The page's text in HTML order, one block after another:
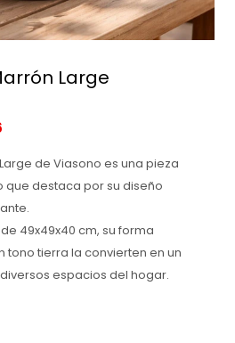
Large
de Viasono es una pieza
destaca por su diseño
49x49x40 cm, su forma
tono tierra la convierten en un
espacios del hogar.